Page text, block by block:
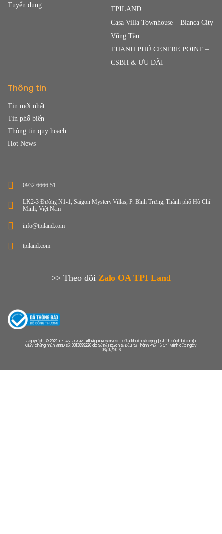
Tuyển dụng
TPILAND
Casa Villa Townhouse – Blanca City
Vũng Tàu
THANH PHÚ CENTRE POINT –
CSBH & ƯU ĐÃI
Thông tin
Tin mới nhất
Tin phổ biến
Thông tin quy hoạch
Hot News
0932.6666.51
LK2-3 Đường N1-1, Saigon Mystery Villas, P. Bình Trưng, Thành phố Hồ Chí
Minh, Việt Nam
info@tpiland.com
tpiland.com
>> Theo dõi Zalo OA TPI Land
Copyright © 2020 TPILAND.COM. All Right Reserved | Điều khoản sử dụng | Chính sách bảo mật
Giấy chứng nhận ĐKKD số: 0313899226 do Sở Kế Hoạch & Đầu tư Thành Phố Hồ Chí Minh cấp ngày
06/07/2016